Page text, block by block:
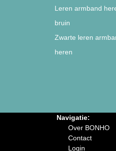
Leren armband
bruin
Zwarte leren
heren
Navigatie:
Over BONHO
Contact
Login